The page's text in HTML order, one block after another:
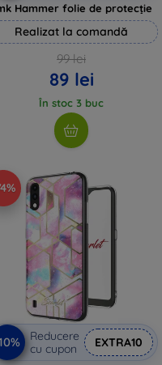
Hammer folie de protecție
Realizat la comandă
99 lei
89 lei
În stoc 3 buc
Reducere
cu cupon
EXTRA10